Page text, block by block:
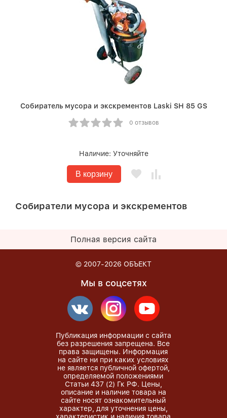
Собиратель мусора и экскрементов Laski SH 85 GS
0 отзывов
Наличие: Уточняйте
В корзину
Собиратели мусора и экскрементов
Полная версия сайта
© 2007-2026 ОБЪЕКТ
Мы в соцсетях
Публикация информации с сайта
без разрешения запрещена. Все
права защищены. Информация
на сайте ни при каких условиях
не является публичной офертой,
определяемой положениями
Статьи 437 (2) Гк РФ. Цены,
описание и наличие товара на
сайте носят ознакомительный
характер, для уточнения цены,